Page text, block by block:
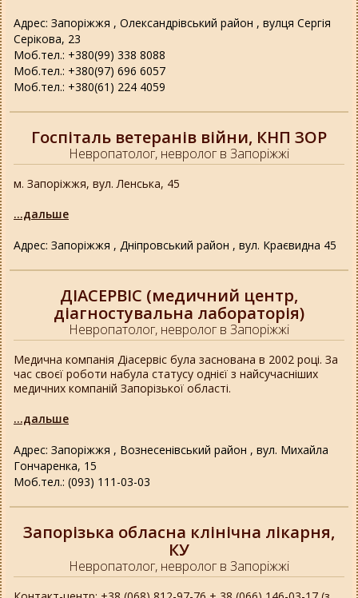
Адрес: Запоріжжя , Олександрівський район , вулця Сергія
Серікова, 23
Моб.тел.: +380(99) 338 8088
Моб.тел.: +380(97) 696 6057
Моб.тел.: +380(61) 224 4059
Госпіталь ветеранів війни, КНП ЗОР
Невропатолог, невролог в Запоріжжі
Адрес: Запоріжжя , Дніпровський район , вул. Краєвидна 45
м. Запоріжжя, вул. Ленська, 45
...дальше
ДІАСЕРВІС (медичний центр,
діагностувальна лабораторія)
Невропатолог, невролог в Запоріжжі
Адрес: Запоріжжя , Вознесенівський район , вул. Михайла
Гончаренка, 15
Моб.тел.: (093) 111-03-03
Медична компанія Діасервіс була заснована в 2002 році. За
час своєї роботи набула статусу однієї з найсучасніших
медичних компаній Запорізької області.
...дальше
Запорізька обласна клінічна лікарня,
КУ
Невропатолог, невролог в Запоріжжі